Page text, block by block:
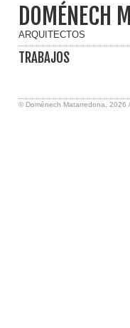
DOMÉNECH
ARQUITECTOS
TRABAJOS
© Doménech Matarredona , 2026